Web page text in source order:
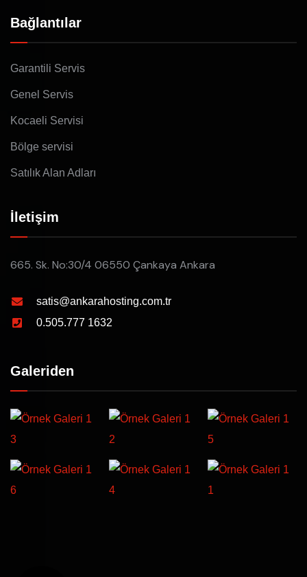
Bağlantılar
Garantili Servis
Genel Servis
Kocaeli Servisi
Bölge servisi
Satılık Alan Adları
İletişim
665. Sk. No:30/4 06550 Çankaya Ankara
satis@ankarahosting.com.tr
0.505.777 1632
Galeriden